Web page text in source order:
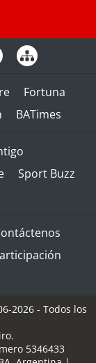
Fortuna
BATimes
Sport Buzz
2026 - Todos los
5346433